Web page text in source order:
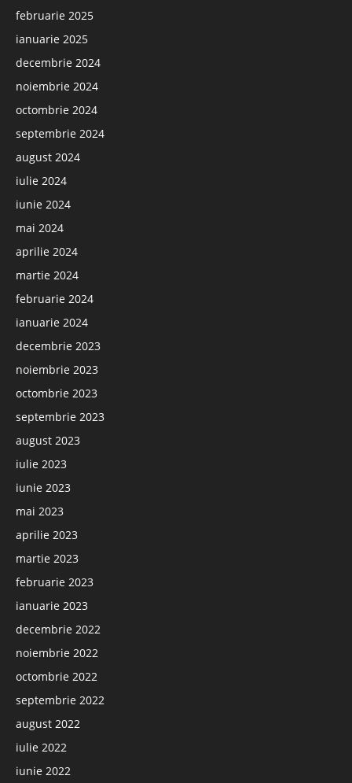
februarie 2025
ianuarie 2025
decembrie 2024
noiembrie 2024
octombrie 2024
septembrie 2024
august 2024
iulie 2024
iunie 2024
mai 2024
aprilie 2024
martie 2024
februarie 2024
ianuarie 2024
decembrie 2023
noiembrie 2023
octombrie 2023
septembrie 2023
august 2023
iulie 2023
iunie 2023
mai 2023
aprilie 2023
martie 2023
februarie 2023
ianuarie 2023
decembrie 2022
noiembrie 2022
octombrie 2022
septembrie 2022
august 2022
iulie 2022
iunie 2022